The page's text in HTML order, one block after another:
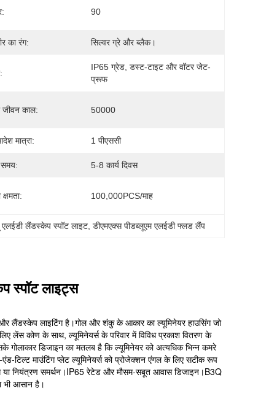
90
का रंग: सिल्वर ग्रे और ब्लैक।
IP65 ग्रेड, डस्ट-टाइट और वॉटर जेट-
प्रूफ
जीवन काल: 50000
मात्रा: 1 पीएससी
5-8 कार्य दिवस
100,000PCS/माह
लैंडस्केप स्पॉट लाइट , डीएमएक्स पीडब्लूएम एलईडी फ्लड लैंप
स्पॉट लाइट्स
लैंडस्केप लाइटिंग है।गोल और शंकु के आकार का ल्यूमिनेयर हाउसिंग जो
लेंस कोण के साथ, ल्यूमिनेयर्स के परिवार में विविध प्रकाश वितरण के
डिजाइन का मतलब है कि ल्यूमिनेयर को अत्यधिक भिन्न कमरे
टिल्ट माउंटिंग प्लेट ल्यूमिनेयर्स को प्रोजेक्शन एंगल के लिए सटीक रूप
नियंत्रण समर्थन।IP65 रेटेड और मौसम-सबूत आवास डिजाइन।B3Q
भी आसान है।